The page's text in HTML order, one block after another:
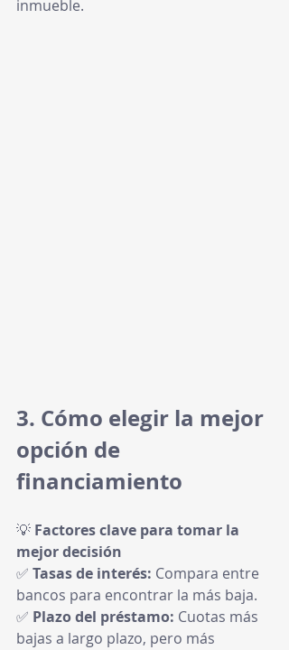
inmueble.
3. Cómo elegir la mejor
opción de
financiamiento
💡 Factores clave para tomar la
mejor decisión
✅ Tasas de interés: Compara entre
bancos para encontrar la más baja.
✅ Plazo del préstamo: Cuotas más
bajas a largo plazo, pero más